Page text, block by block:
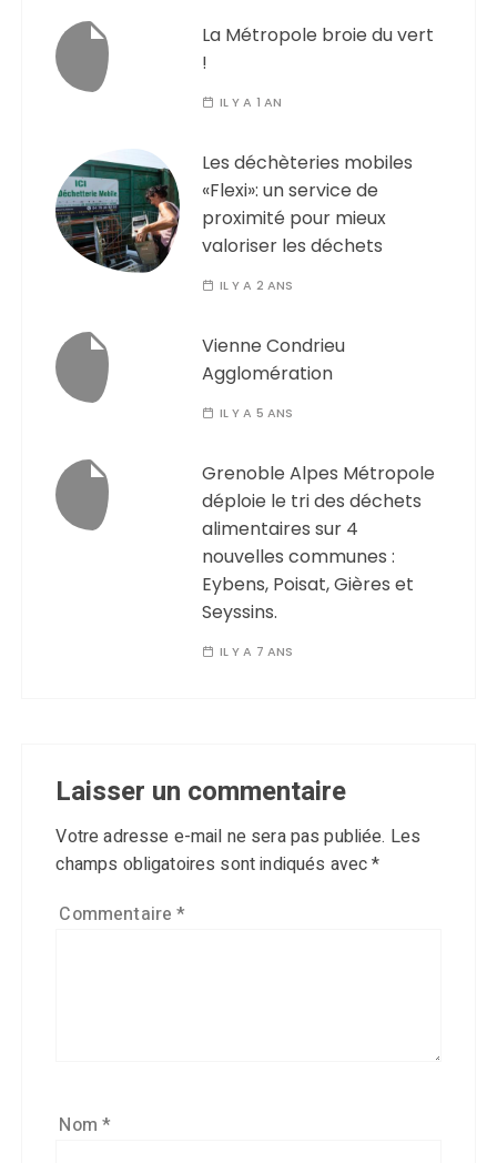
La Métropole broie du vert
!
IL Y A 1 AN
Les déchèteries mobiles
«Flexi»: un service de
proximité pour mieux
valoriser les déchets
IL Y A 2 ANS
Vienne Condrieu
Agglomération
IL Y A 5 ANS
Grenoble Alpes Métropole
déploie le tri des déchets
alimentaires sur 4
nouvelles communes :
Eybens, Poisat, Gières et
Seyssins.
IL Y A 7 ANS
Laisser un commentaire
Votre adresse e-mail ne sera pas publiée. Les
champs obligatoires sont indiqués avec*
Commentaire*
Nom*